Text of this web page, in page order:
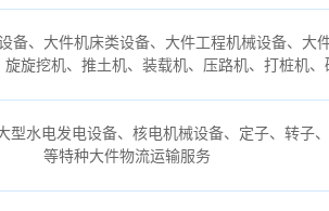
备、大件机床类设备、大件工程机械设备、大
旋挖机、推土机、装载机、压路机、打桩机
型水电发电设备、核电机械设备、定子、转子
等特种大件物流运输服务